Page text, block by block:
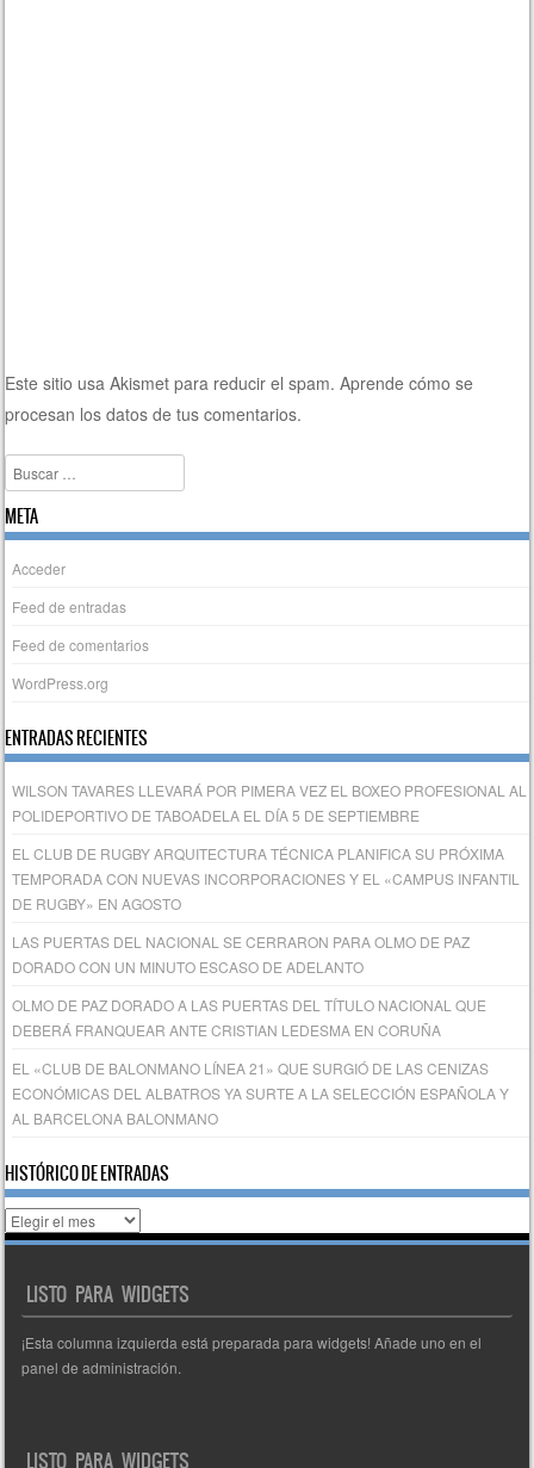
Este sitio usa Akismet para reducir el spam.Aprende cómo se
procesan los datos de tus comentarios.
Buscar
META
Acceder
Feed de entradas
Feed de comentarios
WordPress.org
ENTRADAS RECIENTES
WILSON TAVARES LLEVARÁ POR PIMERA VEZ EL BOXEO PROFESIONAL AL
POLIDEPORTIVO DE TABOADELA EL DÍA 5 DE SEPTIEMBRE
EL CLUB DE RUGBY ARQUITECTURA TÉCNICA PLANIFICA SU PRÓXIMA
TEMPORADA CON NUEVAS INCORPORACIONES Y EL «CAMPUS INFANTIL
DE RUGBY» EN AGOSTO
LAS PUERTAS DEL NACIONAL SE CERRARON PARA OLMO DE PAZ
DORADO CON UN MINUTO ESCASO DE ADELANTO
OLMO DE PAZ DORADO A LAS PUERTAS DEL TÍTULO NACIONAL QUE
DEBERÁ FRANQUEAR ANTE CRISTIAN LEDESMA EN CORUÑA
EL «CLUB DE BALONMANO LÍNEA 21» QUE SURGIÓ DE LAS CENIZAS
ECONÓMICAS DEL ALBATROS YA SURTE A LA SELECCIÓN ESPAÑOLA Y
AL BARCELONA BALONMANO
HISTÓRICO DE ENTRADAS
Histórico
de
LISTO PARA WIDGETS
¡Esta columna izquierda está preparada para widgets! Añade uno en el
panel de administración.
LISTO PARA WIDGETS